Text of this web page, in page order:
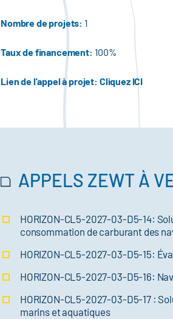
Nombre de projets: 1
Taux de financement: 100%
Lien de l'appel à projet: Cliquez ICI
APPELS ZEWT À
HORIZON-CL5-2027-03-D5-14:
consommation de carburant des
HORIZON-CL5-2027-03-D5-15:
HORIZON-CL5-2027-03-D5-16:
HORIZON-CL5-2027-03-D5-17 :
marins et aquatiques